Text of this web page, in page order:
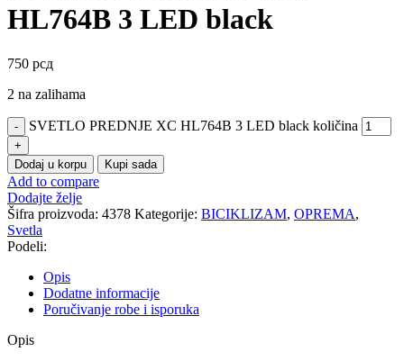
HL764B 3 LED black
750 рсд
2 na zalihama
SVETLO PREDNJE XC HL764B 3 LED black količina
Dodaj u korpu Kupi sada
Add to compare
Dodajte želje
Šifra proizvoda: 4378 Kategorije: BICIKLIZAM, OPREMA,
Svetla
Podeli:
Opis
Dodatne informacije
Poručivanje robe i isporuka
Opis